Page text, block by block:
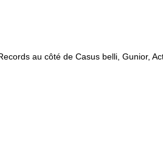
au côté de Casus belli, Gunior,